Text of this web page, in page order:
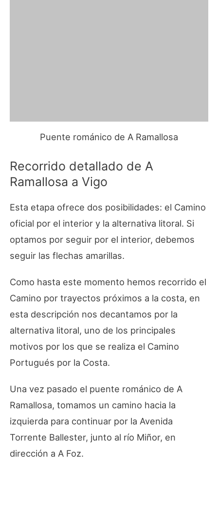
Puente románico de A Ramallosa
Recorrido detallado de A
Ramallosa a Vigo
Esta etapa ofrece dos posibilidades: el Camino
oficial por el interior y la alternativa litoral. Si
optamos por seguir por el interior, debemos
seguir las flechas amarillas.
Como hasta este momento hemos recorrido el
Camino por trayectos próximos a la costa, en
esta descripción nos decantamos por la
alternativa litoral, uno de los principales
motivos por los que se realiza el Camino
Portugués por la Costa.
Una vez pasado el puente románico de A
Ramallosa, tomamos un camino hacia la
izquierda para continuar por la Avenida
Torrente Ballester, junto al río Miñor, en
dirección a A Foz.